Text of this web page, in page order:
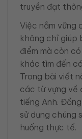
truyền đạt
Việc nắm vững
không chỉ giúp
điểm mà còn
khác tìm đến
Trong bài viết
các từ vựng về
tiếng Anh.
sử dụng chúng
huống thực tế.